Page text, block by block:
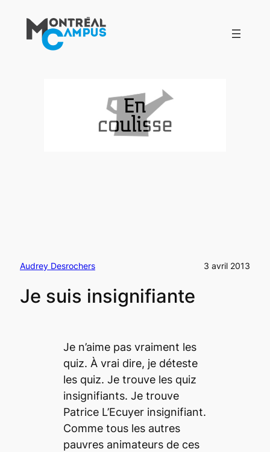
contenu
Audrey Desrochers 3 avril 2013
Je suis insignifiante
Je n’aime pas vraiment les
quiz. À vrai dire, je déteste
les quiz. Je trouve les quiz
insignifiants. Je trouve
Patrice L’Ecuyer insignifiant.
Comme tous les autres
pauvres animateurs de ces